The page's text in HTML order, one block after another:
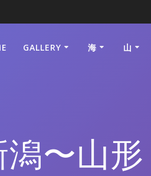
GALLERY 海 山
〜山形